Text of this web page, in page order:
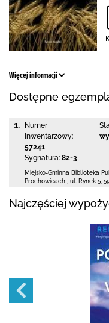
Więcej informacji
Dostępne
1.
Numer
inwentarzowy:
57241
Sygnatura: 82-3
Miejsko-Gminna Biblioteka
Prochowicach
ul. Rynek 5
Najczęściej